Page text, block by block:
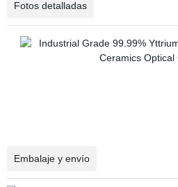
Fotos detalladas
Embalaje y envío